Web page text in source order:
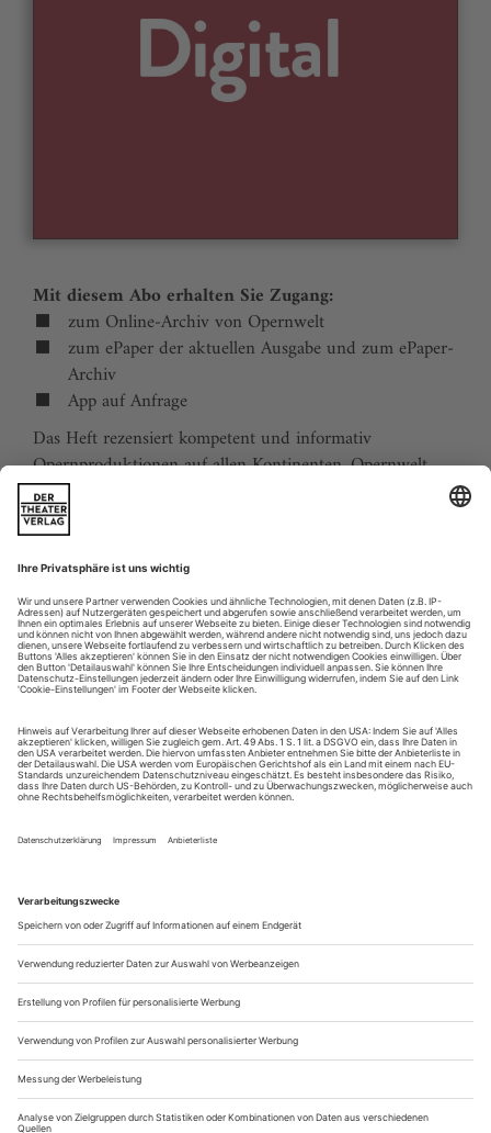
Mit diesem Abo erhalten Sie Zugang:
zum Online-Archiv von Opernwelt
zum ePaper der aktuellen Ausgabe und zum ePaper-
Archiv
App auf Anfrage
Das Heft rezensiert kompetent und informativ
Opernproduktionen auf allen Kontinenten. Opernwelt
zeigt die Welt hinter der Bühne, befragt die Macher und
verfolgt die Kulturpolitik. Große Themenblöcke
behandeln die Geschichte der Oper, bedeutende
Komponisten und die interessantesten Aspekte des
internationalen Musiklebens. Die Premierenvorschau
animiert zu Opernreisen in alle Welt.
Sie erhalten Zugang zum Online-Archiv von Opernwelt
und können sowohl das aktuelle ePaper als auch das
ePaper-Archiv über Ihren Account auf www.der-
theaterverlag.de einsehen. Zugang zur App auf Anfrage.
Das Abonnement hat eine Laufzeit von einem Monat und
verlängert sich jeweils um einen weiteren Monat, sofern
es nicht vom Kunden auf der Seite „Mein Konto/Meine
Bestellungen“ auf www.der-theaterverlag.de gekündigt
in Kraft.
Aus steuerlichen Gründen abweichende Preise für Käufe
außerhalb Deutschlands (Endpreis vor Auslösen der Bestellung
ersichtlich)
9,99 €